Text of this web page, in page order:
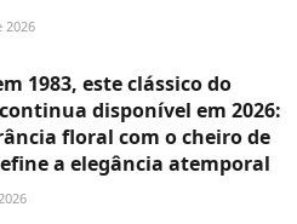
2026
1983, este clássico do
disponível em 2026:
floral com o cheiro de
a elegância atemporal